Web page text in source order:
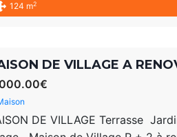
et/ou un achat à plusieurs ?
124 m2
DE VILLAGE A
DE VILLAGE Terrasse